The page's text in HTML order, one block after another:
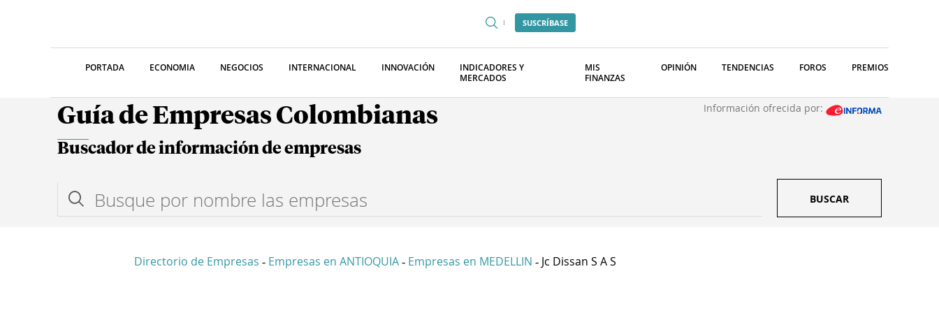
SUSCRÍBASE
PORTADA ECONOMIA NEGOCIOS INTERNACIONAL INNOVACIÓN
INDICADORES Y
MERCADOS
MIS
FINANZAS
OPINIÓN TENDENCIAS FOROS PREMIOS
Guía de Empresas Colombianas Información ofrecida por:
Buscador de información de empresas
BUSCAR
Directorio de Empresas - Empresas en ANTIOQUIA - Empresas en MEDELLIN - Jc Dissan S A S